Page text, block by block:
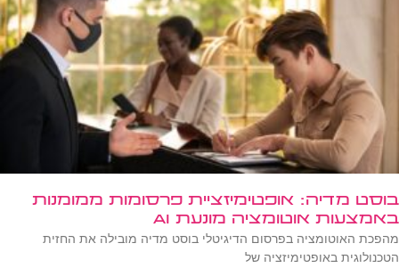
בוסט מדיה: אופטימיזציית פרסומות ממומנות
באמצעות אוטומציה מונעת AI
מהפכת האוטומציה בפרסום הדיגיטלי בוסט מדיה מובילה את החזית
הטכנולוגית באופטימיזציה של